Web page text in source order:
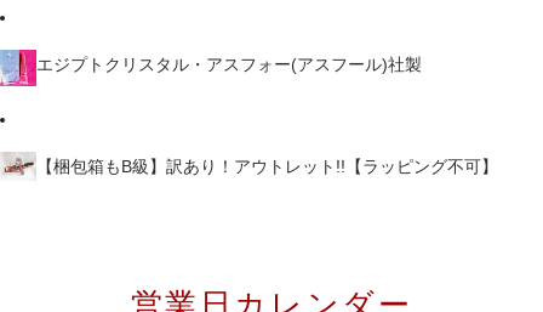
エジプトクリスタル・アスフォー(アスフール)社製
【梱包箱もB級】訳あり！アウトレット!!【ラッピング不可】